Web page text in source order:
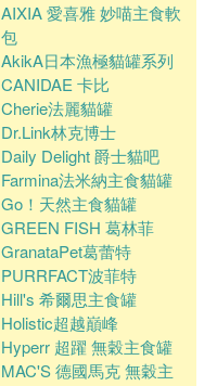
AIXIA 愛喜雅 妙喵主食軟
包
AkikA日本漁極貓罐系列
CANIDAE 卡比
Cherie法麗貓罐
Dr.Link林克博士
Daily Delight 爵士貓吧
Farmina法米納主食貓罐
Go！天然主食貓罐
GREEN FISH 葛林菲
GranataPet葛蕾特
PURRFACT波菲特
Hill's 希爾思主食罐
Holistic超越巔峰
Hyperr 超躍 無穀主食罐
MAC'S 德國馬克 無穀主